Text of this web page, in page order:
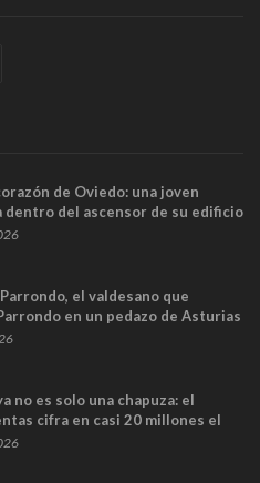
de Oviedo: una joven
dentro del ascensor de su edificio
sus últimos minutos
el valdesano que
en un pedazo de Asturias
no es solo una chapuza: el
cifra en casi 20 millones el
trenes que no cabían por los